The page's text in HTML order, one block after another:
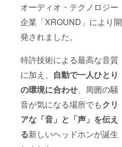
オーディオ・テクノロジー
企業「XROUND」により開
発されました。
特許技術による最高な音質
に加え、 自動で一人ひとり
の環境に合わせ、周囲の騒
音が気になる場所でもクリ
アな「音」と「声」を伝え
る新しいヘッドホンが誕生